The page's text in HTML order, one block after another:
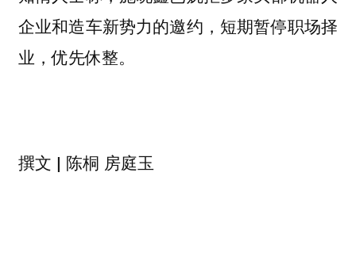
企业和造车新势力的邀约，短期暂停职场择
业，优先休整。
撰文 | 陈桐 房庭玉